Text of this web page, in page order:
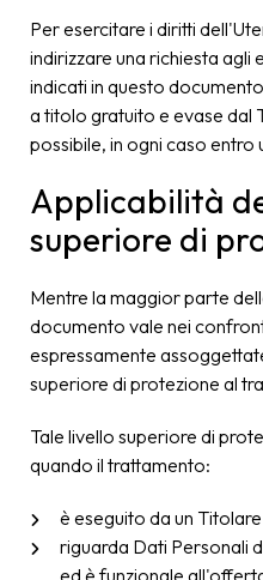
Per esercitare i diritti
indirizzare una richiesta
indicati in questo
a titolo gratuito e evase dal
possibile, in ogni caso entro
Applicabilità
superiore di
Mentre la maggior parte
documento vale nei
espressamente
superiore di protezione al
Tale livello superiore di
quando il trattamento:
è eseguito da un
riguarda Dati Personali
ed è funzionale